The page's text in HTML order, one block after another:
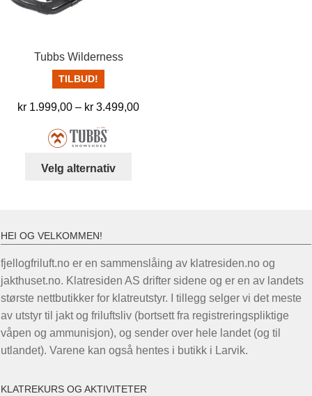
Tubbs Wilderness
TILBUD!
kr 1.999,00 – kr 3.499,00Prisområde:
Velg alternativ
Alternativene
kan
velges
på
produktsiden
HEI OG VELKOMMEN!
fjellogfriluft.no er en sammenslåing av klatresiden.no og
jakthuset.no. Klatresiden AS drifter sidene og er en av landets
største nettbutikker for klatreutstyr. I tillegg selger vi det meste
av utstyr til jakt og friluftsliv (bortsett fra registreringspliktige
våpen og ammunisjon), og sender over hele landet (og til
utlandet). Varene kan også hentes i butikk i Larvik.
KLATREKURS OG AKTIVITETER